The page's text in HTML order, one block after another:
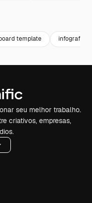
template infografico
seu melhor trabalho.
criativos, empresas,